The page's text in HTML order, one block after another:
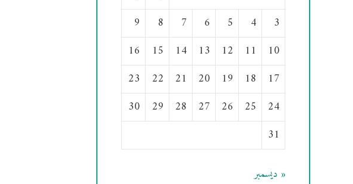
3
4
5
6
7
8
9
10
11
12
13
14
15
16
17
18
19
20
21
22
23
24
25
26
27
28
29
30
31
« ديسمبر